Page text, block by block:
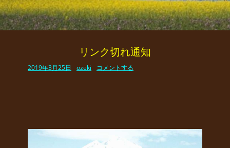
ッ
プ
リンク切れ通知
投
2019年3月25日
投
ozeki コメントする